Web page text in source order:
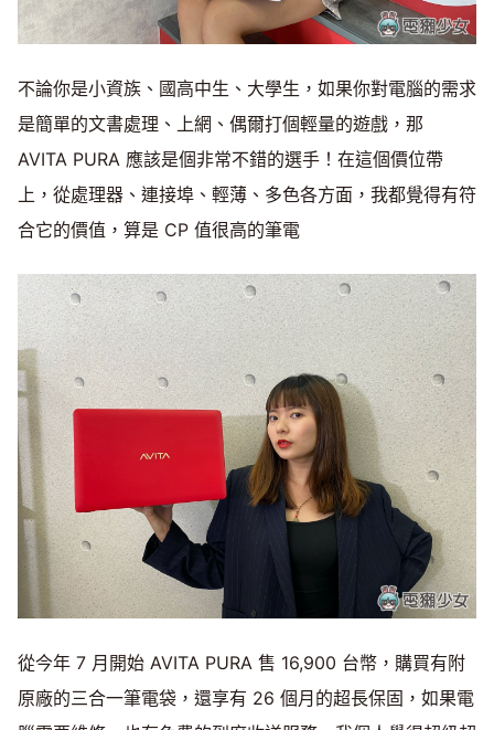
不論你是小資族、國高中生、大學生，如果你對電腦的需求
是簡單的文書處理、上網、偶爾打個輕量的遊戲，那
AVITA PURA 應該是個非常不錯的選手！在這個價位帶
上，從處理器、連接埠、輕薄、多色各方面，我都覺得有符
合它的價值，算是 CP 值很高的筆電
從今年 7 月開始 AVITA PURA 售 16,900 台幣，購買有附
原廠的三合一筆電袋，還享有 26 個月的超長保固，如果電